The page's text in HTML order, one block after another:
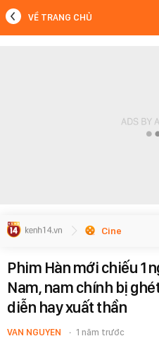
VỀ TRANG CHỦ
Cine
Phim Hàn mới chiếu 1
Nam, nam chính bị
diễn hay xuất thần
VAN NGUYEN 1 năm trước